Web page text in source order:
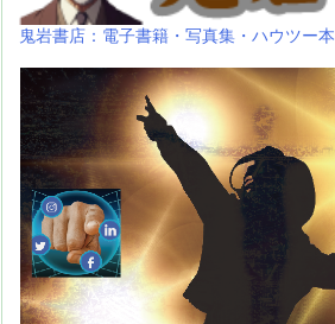
鬼岩書店：電子書籍・写真集・ハウツー本